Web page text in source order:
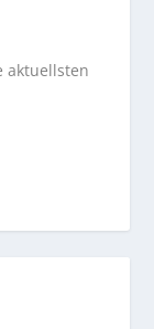
aktuellsten